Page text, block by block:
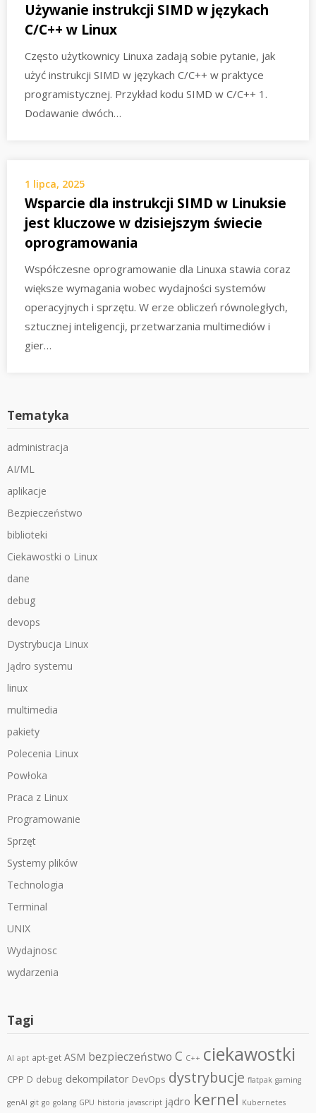
Używanie instrukcji SIMD w językach
C/C++ w Linux
Często użytkownicy Linuxa zadają sobie pytanie, jak
użyć instrukcji SIMD w językach C/C++ w praktyce
programistycznej. Przykład kodu SIMD w C/C++ 1.
Dodawanie dwóch…
1 lipca, 2025
Wsparcie dla instrukcji SIMD w Linuksie
jest kluczowe w dzisiejszym świecie
oprogramowania
Współczesne oprogramowanie dla Linuxa stawia coraz
większe wymagania wobec wydajności systemów
operacyjnych i sprzętu. W erze obliczeń równoległych,
sztucznej inteligencji, przetwarzania multimediów i
gier…
Tematyka
administracja
AI/ML
aplikacje
Bezpieczeństwo
biblioteki
Ciekawostki o Linux
dane
debug
devops
Dystrybucja Linux
Jądro systemu
linux
multimedia
pakiety
Polecenia Linux
Powłoka
Praca z Linux
Programowanie
Sprzęt
Systemy plików
Technologia
Terminal
UNIX
Wydajnosc
wydarzenia
Tagi
AI apt apt-get ASM bezpieczeństwo C C++ ciekawostki
CPP D debug dekompilator DevOps dystrybucje flatpak gaming
genAI git go golang GPU historia javascript jądro kernel Kubernetes